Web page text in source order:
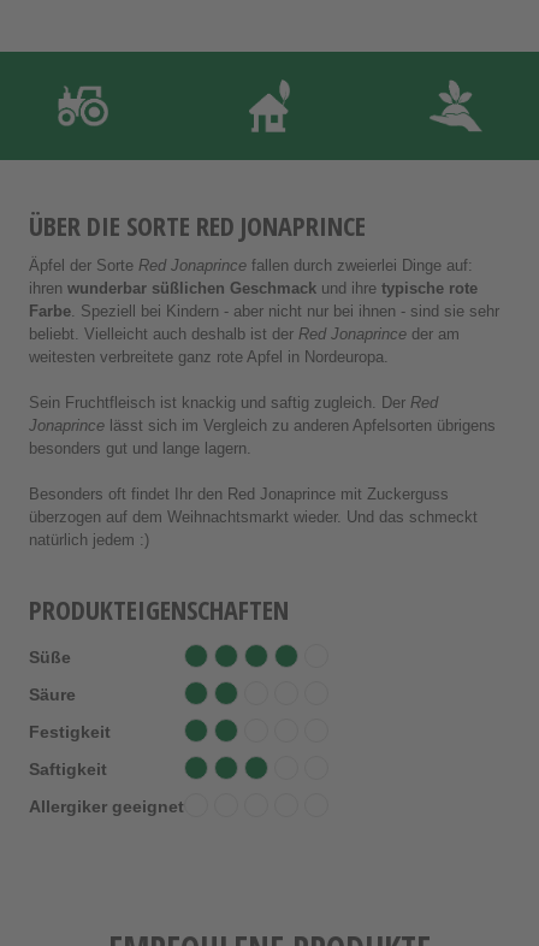
PRODUKTEIGENSCHAFTEN
Süße
Säure
Festigkeit
Saftigkeit
Allergiker geeignet
ÜBER DIE SORTE RED JONAPRINCE
Äpfel der Sorte Red Jonaprince fallen durch zweierlei Dinge auf:
ihren wunderbar süßlichen Geschmack und ihre typische rote
Farbe . Speziell bei Kindern - aber nicht nur bei ihnen - sind sie sehr
beliebt. Vielleicht auch deshalb ist der Red Jonaprince der am
weitesten verbreitete ganz rote Apfel in Nordeuropa.
Sein Fruchtfleisch ist knackig und saftig zugleich. Der Red
Jonaprince lässt sich im Vergleich zu anderen Apfelsorten übrigens
besonders gut und lange lagern.
Besonders oft findet Ihr den Red Jonaprince mit Zuckerguss
überzogen auf dem Weihnachtsmarkt wieder. Und das schmeckt
natürlich jedem :)